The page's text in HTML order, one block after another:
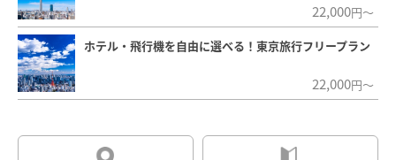
22,000円～
ホテル・飛行機を自由に選べる！東京旅行フリープラン
22,000円～